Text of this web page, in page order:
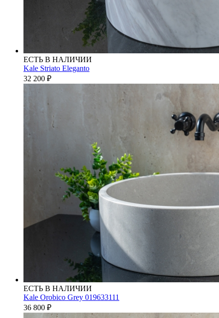
ЕСТЬ В НАЛИЧИИ
Kale Striato Eleganto
32 200 ₽
ЕСТЬ В НАЛИЧИИ
Kale Orobico Grey 019633111
36 800 ₽